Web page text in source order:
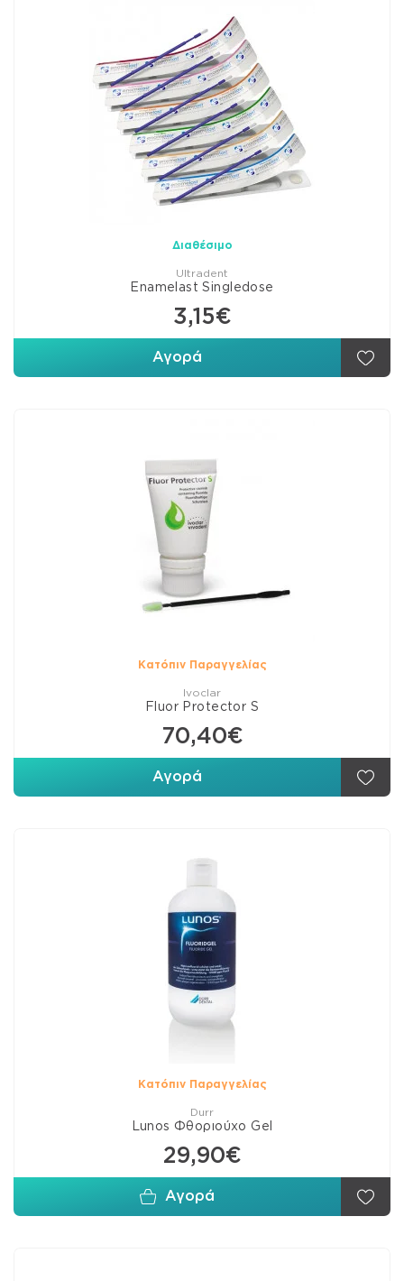
Διαθέσιμο
Ultradent
Enamelast Singledose
3,15€
Αγορά
Κατόπιν Παραγγελίας
Ivoclar
Fluor Protector S
70,40€
Αγορά
Κατόπιν Παραγγελίας
Durr
Lunos Φθοριούχο Gel
29,90€
Αγορά